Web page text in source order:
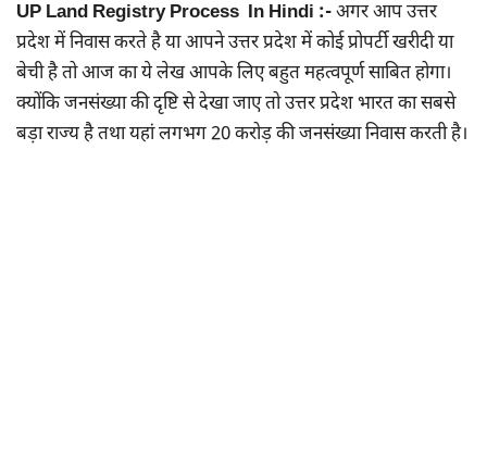
UP Land Registry Process In Hindi :-अगर आप उत्तर
प्रदेश में निवास करते है या आपने उत्तर प्रदेश में कोई प्रोपर्टी खरीदी या
बेची है तो आज का ये लेख आपके लिए बहुत महत्वपूर्ण साबित होगा।
क्योंकि जनसंख्या की दृष्टि से देखा जाए तो उत्तर प्रदेश भारत का सबसे
बड़ा राज्य है तथा यहां लगभग 20 करोड़ की जनसंख्या निवास करती है।